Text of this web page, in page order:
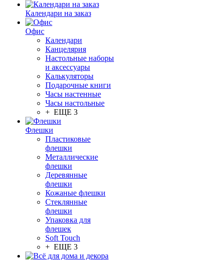
Календари на заказ
Офис
Календари
Канцелярия
Настольные наборы
и аксессуары
Калькуляторы
Подарочные книги
Часы настенные
Часы настольные
+ ЕЩЕ 3
Флешки
Пластиковые
флешки
Металлические
флешки
Деревянные
флешки
Кожаные флешки
Стеклянные
флешки
Упаковка для
флешек
Soft Touch
+ ЕЩЕ 3